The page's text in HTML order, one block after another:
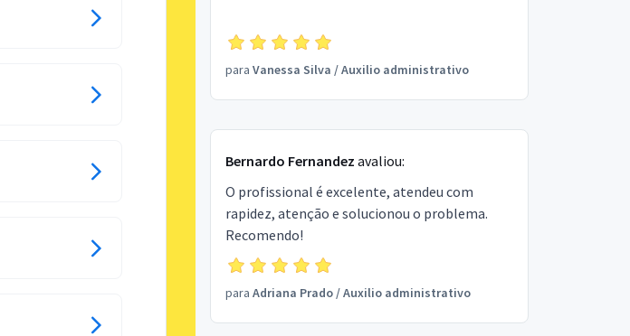
para Vanessa Silva /Auxilio administrativo
Bernardo Fernandez avaliou:
O profissional é excelente, atendeu com
rapidez, atenção e solucionou o problema.
Recomendo!
para Adriana Prado/Auxilio administrativo